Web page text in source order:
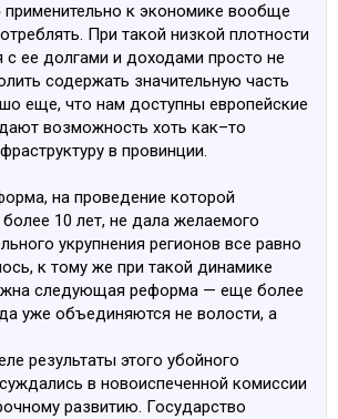
применительно к экономике вообще
При такой низкой плотности
с ее долгами и доходами просто не
содержать значительную часть
еще, что нам доступны европейские
возможность хоть как–то
в провинции.
на проведение которой
10 лет, не дала желаемого
укрупнения регионов все равно
к тому же при такой динамике
следующая реформа — еще более
уже объединяются не волости, а
результаты этого убойного
в новоиспеченной комиссии
развитию. Государство